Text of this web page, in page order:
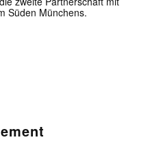
Süden Münchens.